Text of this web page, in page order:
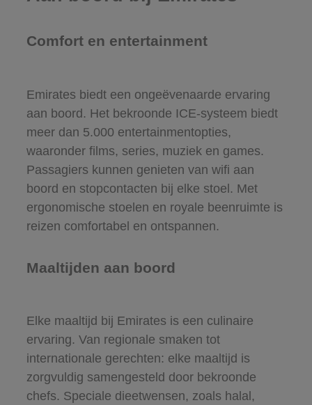
Comfort en entertainment
Emirates biedt een ongeëvenaarde ervaring
aan boord. Het bekroonde ICE-systeem biedt
meer dan 5.000 entertainmentopties,
waaronder films, series, muziek en games.
Passagiers kunnen genieten van wifi aan
boord en stopcontacten bij elke stoel. Met
ergonomische stoelen en royale beenruimte is
reizen comfortabel en ontspannen.
Maaltijden aan boord
Elke maaltijd bij Emirates is een culinaire
ervaring. Van regionale smaken tot
internationale gerechten: elke maaltijd is
zorgvuldig samengesteld door bekroonde
chefs. Speciale dieetwensen, zoals halal,